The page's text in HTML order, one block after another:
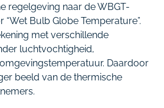
regelgeving naar de WBGT-
“Wet Bulb Globe Temperature”.
met verschillende
luchtvochtigheid,
Daardoor
beeld van de thermische